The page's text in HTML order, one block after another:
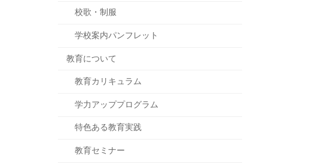
校歌・制服
学校案内パンフレット
教育について
教育カリキュラム
学力アッププログラム
特色ある教育実践
教育セミナー